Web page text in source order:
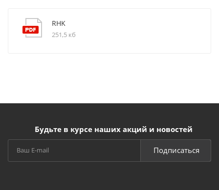
RHK
251,5 кб
Будьте в курсе наших акций и новостей
Подписаться